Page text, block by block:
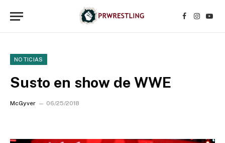
Facebook
NOTICIAS
Susto en show de WWE
McGyver 06/25/2018